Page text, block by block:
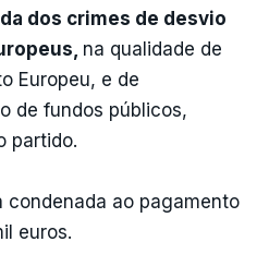
dos crimes de desvio
na qualidade de
Europeu, e de
de fundos públicos,
partido.
condenada ao pagamento
euros.